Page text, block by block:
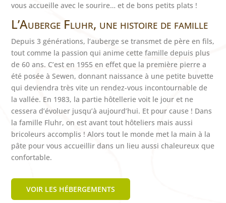
vous accueille avec le sourire… et de bons petits plats !
L’Auberge Fluhr, une histoire de famille
Depuis 3 générations, l’auberge se transmet de père en fils,
tout comme la passion qui anime cette famille depuis plus
de 60 ans. C’est en 1955 en effet que la première pierre a
été posée à Sewen, donnant naissance à une petite buvette
qui deviendra très vite un rendez-vous incontournable de
la vallée. En 1983, la partie hôtellerie voit le jour et ne
cessera d’évoluer jusqu’à aujourd’hui. Et pour cause ! Dans
la famille Fluhr, on est avant tout hôteliers mais aussi
bricoleurs accomplis ! Alors tout le monde met la main à la
pâte pour vous accueillir dans un lieu aussi chaleureux que
confortable.
VOIR LES HÉBERGEMENTS